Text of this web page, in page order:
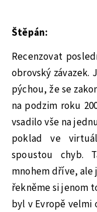
Štěpán:
Recenzovat
obrovský závazek.
pýchou, že se
na podzim roku
vsadilo vše na
poklad ve
spoustou chyb.
mnohem dříve,
řekněme si jenom
byl v Evropě velmi